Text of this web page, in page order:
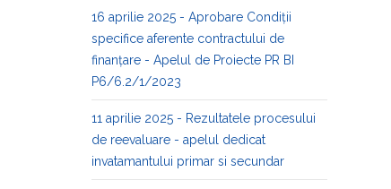
16 aprilie 2025 - Aprobare Condiții
specifice aferente contractului de
finanțare - Apelul de Proiecte PR BI
P6/6.2/1/2023
11 aprilie 2025 - Rezultatele procesului
de reevaluare - apelul dedicat
invatamantului primar si secundar